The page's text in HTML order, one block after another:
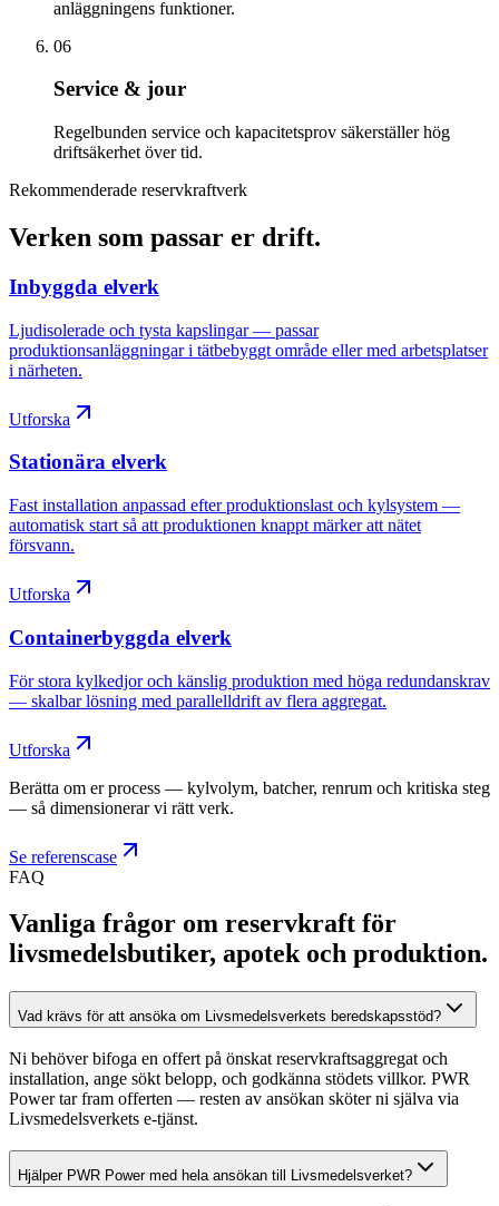
anläggningens funktioner.
06
Service & jour
Regelbunden service och kapacitetsprov säkerställer hög
driftsäkerhet över tid.
Rekommenderade reservkraftverk
Verken som passar er drift.
Inbyggda elverk
Ljudisolerade och tysta kapslingar — passar
produktionsanläggningar i tätbebyggt område eller med arbetsplatser
i närheten.
Utforska
Stationära elverk
Fast installation anpassad efter produktionslast och kylsystem —
automatisk start så att produktionen knappt märker att nätet
försvann.
Utforska
Containerbyggda elverk
För stora kylkedjor och känslig produktion med höga redundanskrav
— skalbar lösning med parallelldrift av flera aggregat.
Utforska
Berätta om er process — kylvolym, batcher, renrum och kritiska steg
— så dimensionerar vi rätt verk.
Se referenscase
FAQ
Vanliga frågor om reservkraft för
livsmedelsbutiker, apotek och produktion.
Vad krävs för att ansöka om Livsmedelsverkets beredskapsstöd?
Ni behöver bifoga en offert på önskat reservkraftsaggregat och
installation, ange sökt belopp, och godkänna stödets villkor. PWR
Power tar fram offerten — resten av ansökan sköter ni själva via
Livsmedelsverkets e-tjänst.
Hjälper PWR Power med hela ansökan till Livsmedelsverket?